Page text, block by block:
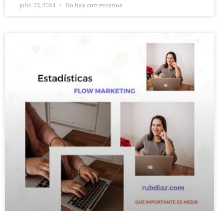
julio 23, 2024 No hay comentarios